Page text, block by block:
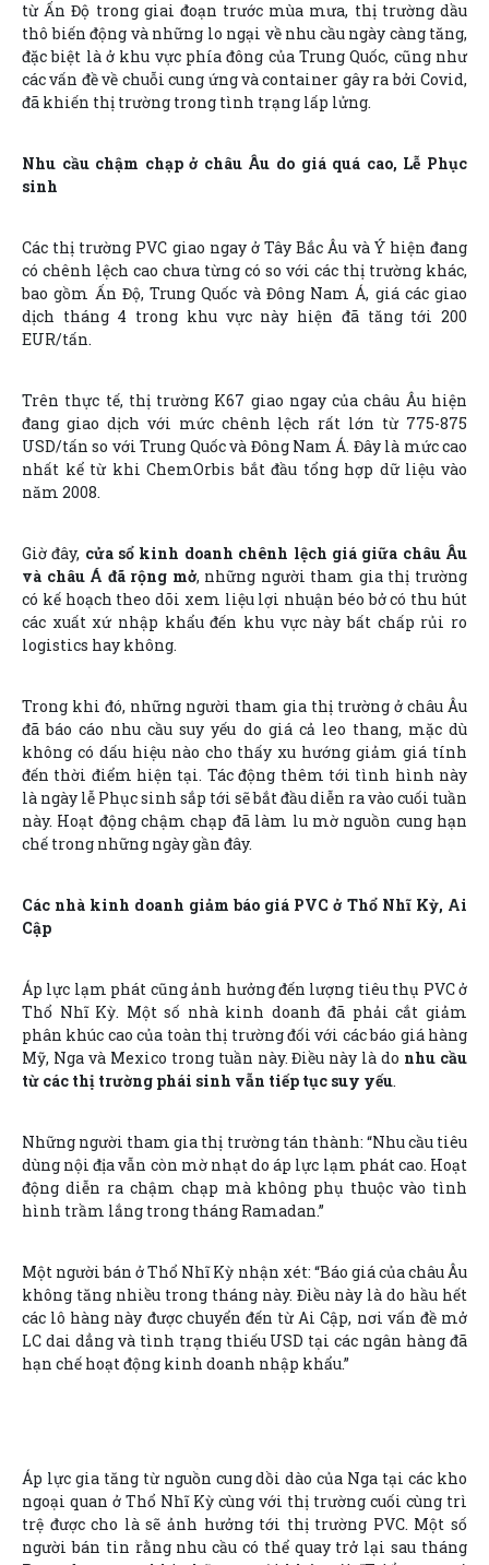
từ Ấn Độ trong giai đoạn trước mùa mưa, thị trường dầu
thô biến động và những lo ngại về nhu cầu ngày càng tăng,
đặc biệt là ở khu vực phía đông của Trung Quốc, cũng như
các vấn đề về chuỗi cung ứng và container gây ra bởi Covid,
đã khiến thị trường trong tình trạng lấp lửng.
Nhu cầu chậm chạp ở châu Âu do giá quá cao, Lễ Phục
sinh
Các thị trường PVC giao ngay ở Tây Bắc Âu và Ý hiện đang
có chênh lệch cao chưa từng có so với các thị trường khác,
bao gồm Ấn Độ, Trung Quốc và Đông Nam Á, giá các giao
dịch tháng 4 trong khu vực này hiện đã tăng tới 200
EUR/tấn.
Trên thực tế, thị trường K67 giao ngay của châu Âu hiện
đang giao dịch với mức chênh lệch rất lớn từ 775-875
USD/tấn so với Trung Quốc và Đông Nam Á. Đây là mức cao
nhất kể từ khi ChemOrbis bắt đầu tổng hợp dữ liệu vào
năm 2008.
Giờ đây, cửa sổ kinh doanh chênh lệch giá giữa châu Âu
và châu Á đã rộng mở, những người tham gia thị trường
có kế hoạch theo dõi xem liệu lợi nhuận béo bở có thu hút
các xuất xứ nhập khẩu đến khu vực này bất chấp rủi ro
logistics hay không.
Trong khi đó, những người tham gia thị trường ở châu Âu
đã báo cáo nhu cầu suy yếu do giá cả leo thang, mặc dù
không có dấu hiệu nào cho thấy xu hướng giảm giá tính
đến thời điểm hiện tại. Tác động thêm tới tình hình này
là ngày lễ Phục sinh sắp tới sẽ bắt đầu diễn ra vào cuối tuần
này. Hoạt động chậm chạp đã làm lu mờ nguồn cung hạn
chế trong những ngày gần đây.
Các nhà kinh doanh giảm báo giá PVC ở Thổ Nhĩ Kỳ, Ai
Cập
Áp lực lạm phát cũng ảnh hưởng đến lượng tiêu thụ PVC ở
Thổ Nhĩ Kỳ. Một số nhà kinh doanh đã phải cắt giảm
phân khúc cao của toàn thị trường đối với các báo giá hàng
Mỹ, Nga và Mexico trong tuần này. Điều này là do nhu cầu
từ các thị trường phái sinh vẫn tiếp tục suy yếu.
Những người tham gia thị trường tán thành: “Nhu cầu tiêu
dùng nội địa vẫn còn mờ nhạt do áp lực lạm phát cao. Hoạt
động diễn ra chậm chạp mà không phụ thuộc vào tình
hình trầm lắng trong tháng Ramadan.”
Một người bán ở Thổ Nhĩ Kỳ nhận xét: “Báo giá của châu Âu
không tăng nhiều trong tháng này. Điều này là do hầu hết
các lô hàng này được chuyển đến từ Ai Cập, nơi vấn đề mở
LC dai dẳng và tình trạng thiếu USD tại các ngân hàng đã
hạn chế hoạt động kinh doanh nhập khẩu.”
Áp lực gia tăng từ nguồn cung dồi dào của Nga tại các kho
ngoại quan ở Thổ Nhĩ Kỳ cùng với thị trường cuối cùng trì
trệ được cho là sẽ ảnh hưởng tới thị trường PVC. Một số
người bán tin rằng nhu cầu có thể quay trở lại sau tháng